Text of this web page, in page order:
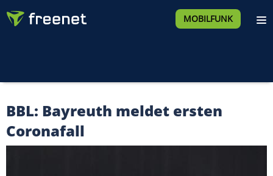
MOBILFUNK
BBL: Bayreuth meldet ersten
Coronafall